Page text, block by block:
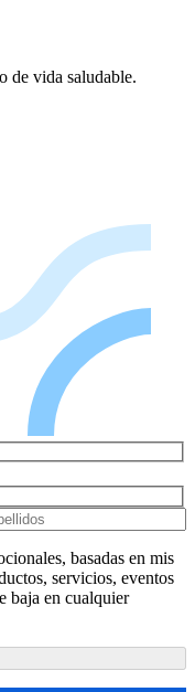
de vida saludable.
basadas en mis
servicios, eventos
baja en cualquier